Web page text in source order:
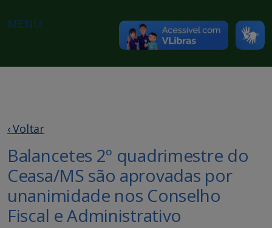
MENU
‹ Voltar
Balancetes 2º quadrimestre do
Ceasa/MS são aprovadas por
unanimidade nos Conselho
Fiscal e Administrativo